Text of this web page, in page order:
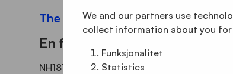
The solution
En fleksibel og innovativ
NH1816 er engasjert, personlig og digital.
We and our partners use
collect information about you for
Funksjonalitet
Statistics